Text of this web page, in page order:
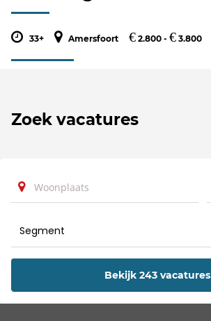
33+ Amersfoort € 2.800 - € 3.800
Zoek vacatures
Bekijk 243 vacatures